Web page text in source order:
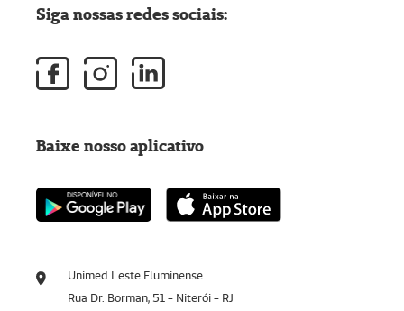
Unimed Leste Fluminense
Rua Dr. Borman, 51 - Niterói - RJ
Siga nossas redes sociais:
Baixe nosso aplicativo